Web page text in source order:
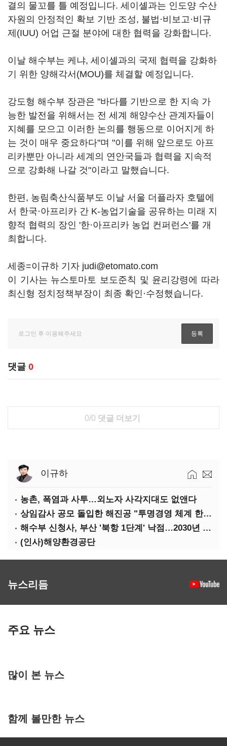
결의 물꼬를 틀 예정입니다. 세이셸과는 인도양 수산
자원의 안정적인 확보 기반 조성, 불법·비보고·비규
제(IUU) 어업 근절 분야에 대한 협력을 강화합니다.
이날 해수부는 케냐, 세이셸과의 국제 협력을 강화하
기 위한 양해각서(MOU)를 체결할 예정입니다.
강도형 해수부 장관은 "바다를 기반으로 한 지속 가
능한 발전을 위해서는 전 세계 해양수산 관계자들이
지혜를 모으고 이러한 논의를 행동으로 이어지게 하
는 것이 매우 중요하다"며 "이를 위해 앞으로도 아프
리카뿐만 아니라 세계의 연안국들과 협력을 지속적
으로 강화해 나갈 것"이라고 말했습니다.
한편, 농림축산식품부도 이날 서울 더플라자 호텔에
서 한국·아프리카 간 K-농업기술을 공유하는 미래 지
향적 협력의 장인 '한·아프리카 농업 컨퍼런스'를 개
최합니다.
세종=이규하 기자 judi@etomato.com
이 기사는 뉴스토마토 보도준칙 및 윤리강령에 따라
최신형 정치정책부장이 최종 확인·수정했습니다.
댓글 0
0/0 댓글 더보기
이규하
농촌, 폭염과 사투…외노자 사각지대도 없앤다
상임감사 공모 돌입한 해진공 "투명경영 체계 한층 강화"
해수부 신청사, 부산 '북항 1단계' 낙점…2030년 완공 목표
(인사)해양환경공단
뉴스리듬
주요 뉴스
많이 본 뉴스
함께 볼만한 뉴스